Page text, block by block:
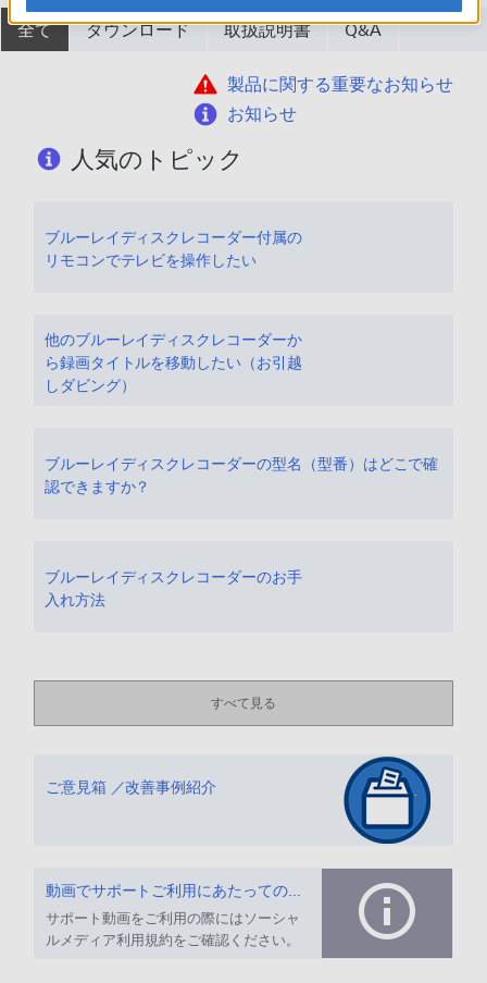
全て ダウンロード 取扱説明書 Q&A
製品に関する重要なお知らせ
お知らせ
人気のトピック
ブルーレイディスクレコーダー付属の
リモコンでテレビを操作したい
他のブルーレイディスクレコーダーか
ら録画タイトルを移動したい（お引越
しダビング）
ブルーレイディスクレコーダーの型名（型番）はどこで確
認できますか？
ブルーレイディスクレコーダーのお手
入れ方法
すべて見る
ご意見箱 ／改善事例紹介
動画でサポートご利用にあたってのお願い
サポート動画をご利用の際にはソーシャ
ルメディア利用規約をご確認ください。